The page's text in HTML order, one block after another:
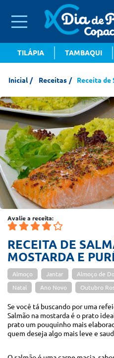
TILÁPIA TAMBAQUI
Inicial Receitas Receita de
Avalie a receita:
RECEITA DE
MOSTARDA E
Almoço Jantar Almoço de
Natal Ano Novo Outubro
Se você tá buscando por uma
Salmão na mostarda é o prato
prato um pouquinho mais
quem deseja algo mais leve e